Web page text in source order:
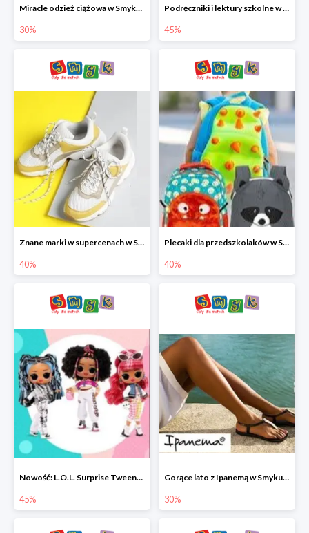
Miracle odzież ciążowa w Smyku co -30%
30%
Podręczniki i lektury szkolne w Smyku do -45%
45%
Znane marki w supercenach w Smyku - buty do -40%
40%
Plecaki dla przedszkolaków w Smyku do -40%
40%
Nowość: L.O.L. Surprise Tweens Doll w Smyku do -45%
45%
Gorące lato z Ipanemą w Smyku do -30%
30%